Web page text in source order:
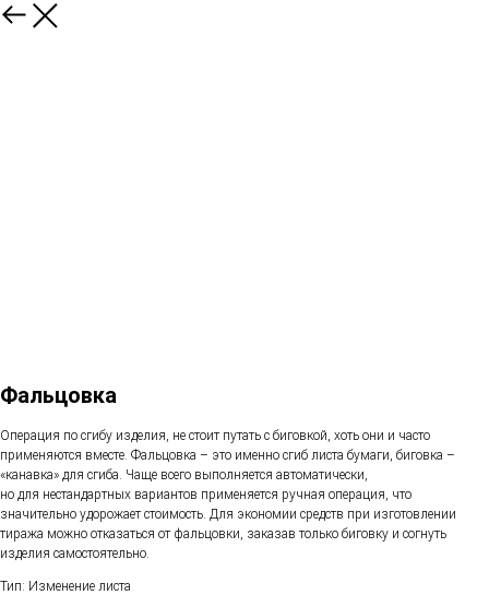
Фальцовка
Операция по сгибу изделия, не стоит путать с биговкой, хоть они и часто
применяются вместе. Фальцовка – это именно сгиб листа бумаги, биговка –
«канавка» для сгиба. Чаще всего выполняется автоматически,
но для нестандартных вариантов применяется ручная операция, что
значительно удорожает стоимость. Для экономии средств при изготовлении
тиража можно отказаться от фальцовки, заказав только биговку и согнуть
изделия самостоятельно.
Тип: Изменение листа